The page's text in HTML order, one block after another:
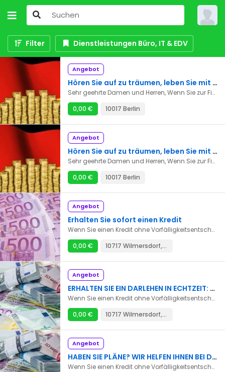
Filter Dienstleistungen Büro, IT & EDV
Angebot
Hören Sie auf zu träumen, leben Sie mit unseren einfachen Krediten
Sehr geehrte Damen und Herren, Wenn Sie zur Finanzierung eines Projekts einen Kredit ohne Vorfälligkeitsentschädigung, einen Privatkredit ohne Aufnahmegebühr oder einen Privatkredit ohne Antragsgebühr benötigen, können Sie uns direkt per E-Mail kontaktieren, um unsere Dienstleistungen in Anspruch zu nehmen. E-Mail: guzman.augustin72@gmail.com
0,00 €
10017 Berlin
Angebot
Hören Sie auf zu träumen, leben Sie mit unseren einfachen Krediten
Sehr geehrte Damen und Herren, Wenn Sie zur Finanzierung eines Projekts einen Kredit ohne Vorfälligkeitsentschädigung, einen Privatkredit ohne Aufnahmegebühr oder einen Privatkredit ohne Antragsgebühr benötigen, können Sie uns direkt per E-Mail kontaktieren, um unsere Dienstleistungen in Anspruch zu nehmen. E-Mail: guzman.augustin72@gmail.com
0,00 €
10017 Berlin
Angebot
Erhalten Sie sofort einen Kredit
Wenn Sie einen Kredit ohne Vorfälligkeitsentschädigung, einen Privatkredit ohne Vorabgebühren oder einen Privatkredit ohne Bearbeitungsgebühren zur Finanzierung eines Projekts benötigen, kontaktieren Sie uns direkt per E-Mail, um unsere garantierten Dienstleistungen in Anspruch zu nehmen. E-Mail: danielaschulz066@gmail.com
0,00 €
10717 Wilmersdorf, Berlin
Angebot
ERHALTEN SIE EIN DARLEHEN IN ECHTZEIT: danielaschulz066@gmail.com
Wenn Sie einen Kredit ohne Vorfälligkeitsentschädigung, einen Privatkredit ohne Vorabgebühren oder einen Privatkredit ohne Bearbeitungsgebühren zur Finanzierung eines Projekts benötigen, kontaktieren Sie uns direkt per E-Mail, um unsere garantierten Dienstleistungen in Anspruch zu nehmen. E-Mail: danielaschulz066@gmail.com
0,00 €
10717 Wilmersdorf, Berlin
Angebot
HABEN SIE PLÄNE? WIR HELFEN IHNEN BEI DER UMSETZUNG: danielaschulz066@gmail.com
Wenn Sie einen Kredit ohne Vorfälligkeitsentschädigung, einen Privatkredit ohne Vorabgebühren oder einen Privatkredit ohne Bearbeitungsgebühren zur Finanzierung eines Projekts benötigen, kontaktieren Sie uns direkt per E-Mail, um unsere garantierten Dienstleistungen in Anspruch zu nehmen. E-Mail: danielaschulz066@gmail.com